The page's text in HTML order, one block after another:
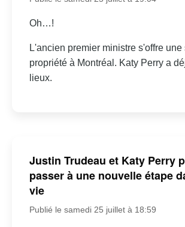
Oh…!
L'ancien premier ministre s'offre
propriété à Montréal. Katy Perry a
lieux.
Justin Trudeau et Katy Perry
passer à une nouvelle étape
vie
Publié le samedi 25 juillet à 18:59